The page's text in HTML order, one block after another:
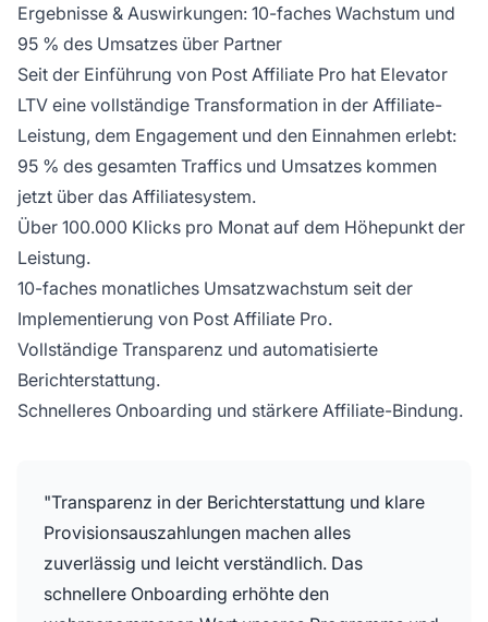
Ergebnisse & Auswirkungen: 10-faches Wachstum und
95 % des Umsatzes über Partner
Seit der Einführung von Post Affiliate Pro hat Elevator
LTV eine vollständige Transformation in der Affiliate-
Leistung, dem Engagement und den Einnahmen erlebt:
95 % des gesamten Traffics und Umsatzes kommen
jetzt über das Affiliatesystem.
Über 100.000 Klicks pro Monat auf dem Höhepunkt der
Leistung.
10-faches monatliches Umsatzwachstum seit der
Implementierung von Post Affiliate Pro.
Vollständige Transparenz und automatisierte
Berichterstattung.
Schnelleres Onboarding und stärkere Affiliate-Bindung.
"Transparenz in der Berichterstattung und klare
Provisionsauszahlungen machen alles
zuverlässig und leicht verständlich. Das
schnellere Onboarding erhöhte den